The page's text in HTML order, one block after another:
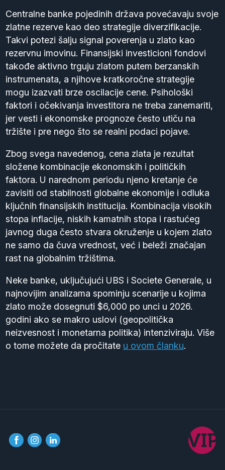
Centralne banke pojedinih država povećavaju svoje
zlatne rezerve kao deo strategije diverzifikacije.
Takvi potezi šalju signal poverenja u zlato kao
rezervnu imovinu. Finansijski investicioni fondovi
takođe aktivno trguju zlatom putem berzanskih
instrumenata, a njihove kratkoročne strategije
mogu izazvati brze oscilacije cene. Psihološki
faktori i očekivanja investitora ne treba zanemariti,
jer vesti i ekonomske prognoze često utiču na
tržište i pre nego što se realni podaci pojave.
Zbog svega navedenog, cena zlata je rezultat
složene kombinacije ekonomskih i političkih
faktora. U narednom periodu njeno kretanje će
zavisiti od stabilnosti globalne ekonomije i odluka
ključnih finansijskih institucija. Kombinacija visokih
stopa inflacije, niskih kamatnih stopa i rastućeg
javnog duga često stvara okruženje u kojem zlato
ne samo da čuva vrednost, već i beleži značajan
rast na globalnim tržištima.
Neke banke, uključujući UBS i Societe Generale, u
najnovijim analizama spominju scenarije u kojima
zlato može dosegnuti $6,000 po unci u 2026.
godini ako se makro uslovi (geopolitička
neizvesnost i monetarna politika) intenziviraju. Više
o tome možete da pročitate u ovom članku.